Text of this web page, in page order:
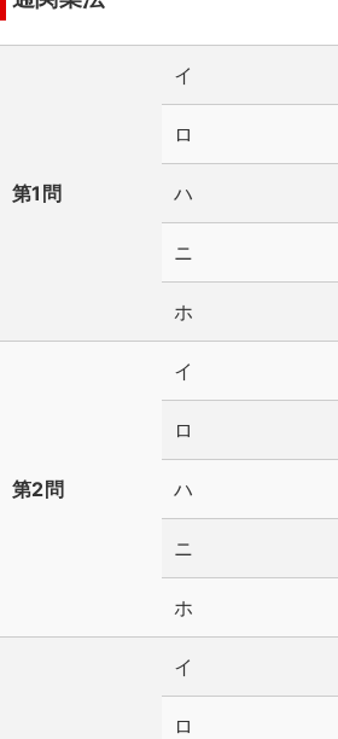
第1問
イ
ロ
ハ
ニ
ホ
第2問
イ
ロ
ハ
ニ
ホ
イ
ロ